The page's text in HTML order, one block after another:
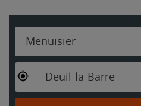
Menuisier
Deuil-la-Barre